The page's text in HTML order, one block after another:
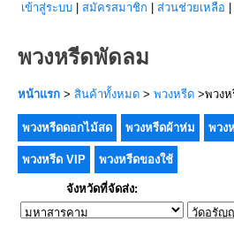
เข้าสู่ระบบ สมัครสมาชิก ส่วนช่วยเหลือ
พวงหรีดพัดลม
หน้าแรก > สินค้าทั้งหมด > พวงหรีด >พวง
พวงหรีดดอกไม้สด พวงหรีดผ้าห่ม พวง
พวงหรีด VIP พวงหรีดของใช้
จังหวัดที่จัดส่ง: